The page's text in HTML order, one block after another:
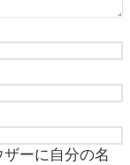
ーに自分の名